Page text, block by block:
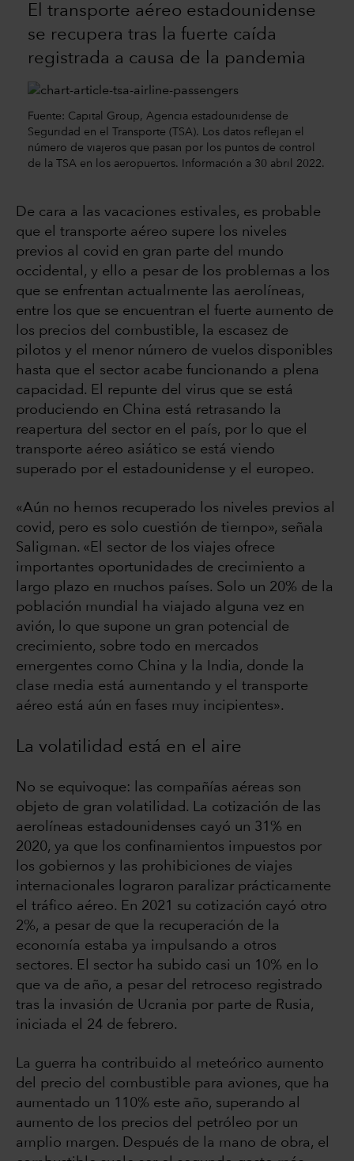
El transporte aéreo estadounidense
se recupera tras la fuerte caída
registrada a causa de la pandemia
Fuente: Capital Group, Agencia estadounidense de
Seguridad en el Transporte (TSA). Los datos reflejan el
número de viajeros que pasan por los puntos de control
de la TSA en los aeropuertos. Información a 30 abril 2022.
De cara a las vacaciones estivales, es probable
que el transporte aéreo supere los niveles
previos al covid en gran parte del mundo
occidental, y ello a pesar de los problemas a los
que se enfrentan actualmente las aerolíneas,
entre los que se encuentran el fuerte aumento de
los precios del combustible, la escasez de
pilotos y el menor número de vuelos disponibles
hasta que el sector acabe funcionando a plena
capacidad. El repunte del virus que se está
produciendo en China está retrasando la
reapertura del sector en el país, por lo que el
transporte aéreo asiático se está viendo
superado por el estadounidense y el europeo.
«Aún no hemos recuperado los niveles previos al
covid, pero es solo cuestión de tiempo», señala
Saligman. «El sector de los viajes ofrece
importantes oportunidades de crecimiento a
largo plazo en muchos países. Solo un 20% de la
población mundial ha viajado alguna vez en
avión, lo que supone un gran potencial de
crecimiento, sobre todo en mercados
emergentes como China y la India, donde la
clase media está aumentando y el transporte
aéreo está aún en fases muy incipientes».
La volatilidad está en el aire
No se equivoque: las compañías aéreas son
objeto de gran volatilidad. La cotización de las
aerolíneas estadounidenses cayó un 31% en
2020, ya que los confinamientos impuestos por
los gobiernos y las prohibiciones de viajes
internacionales lograron paralizar prácticamente
el tráfico aéreo. En 2021 su cotización cayó otro
2%, a pesar de que la recuperación de la
economía estaba ya impulsando a otros
sectores. El sector ha subido casi un 10% en lo
que va de año, a pesar del retroceso registrado
tras la invasión de Ucrania por parte de Rusia,
iniciada el 24 de febrero.
La guerra ha contribuido al meteórico aumento
del precio del combustible para aviones, que ha
aumentado un 110% este año, superando al
aumento de los precios del petróleo por un
amplio margen. Después de la mano de obra, el